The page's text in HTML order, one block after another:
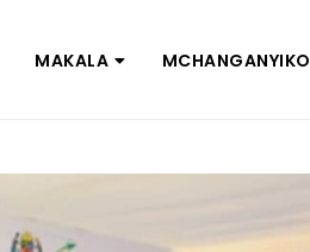
MAKALA MCHANGANYIKO